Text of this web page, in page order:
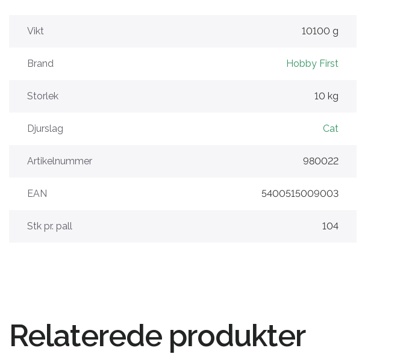
Vikt 10100 g
Brand Hobby First
Storlek 10 kg
Djurslag Cat
Artikelnummer 980022
EAN 5400515009003
Stk pr. pall 104
Relaterede produkter